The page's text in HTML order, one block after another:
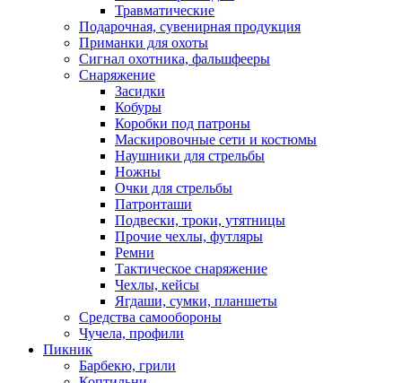
Травматические
Подарочная, сувенирная продукция
Приманки для охоты
Сигнал охотника, фальшфееры
Снаряжение
Засидки
Кобуры
Коробки под патроны
Маскировочные сети и костюмы
Наушники для стрельбы
Ножны
Очки для стрельбы
Патронташи
Подвески, троки, утятницы
Прочие чехлы, футляры
Ремни
Тактическое снаряжение
Чехлы, кейсы
Ягдаши, сумки, планшеты
Средства самообороны
Чучела, профили
Пикник
Барбекю, грили